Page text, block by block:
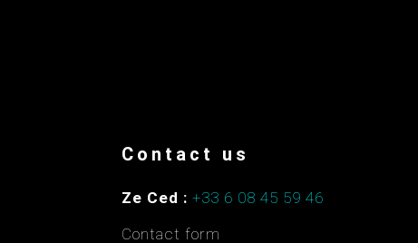
Contact us
Ze Ced : +33 6 08 45 59 46
Contact form